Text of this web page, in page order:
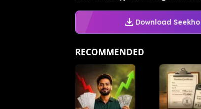
Download
RECOMMENDED